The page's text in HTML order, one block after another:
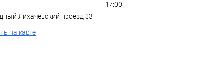
Лихачевский проезд 33
на карте
17:00